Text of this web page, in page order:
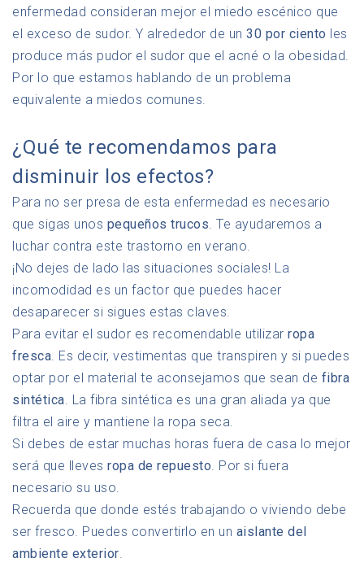
enfermedad consideran mejor el miedo escénico que
el exceso de sudor. Y alrededor de un 30 por ciento les
produce más pudor el sudor que el acné o la obesidad.
Por lo que estamos hablando de un problema
equivalente a miedos comunes.
¿Qué te recomendamos para
disminuir los efectos?
Para no ser presa de esta enfermedad es necesario
que sigas unos pequeños trucos. Te ayudaremos a
luchar contra este trastorno en verano.
¡No dejes de lado las situaciones sociales! La
incomodidad es un factor que puedes hacer
desaparecer si sigues estas claves.
Para evitar el sudor es recomendable utilizar ropa
fresca. Es decir, vestimentas que transpiren y si puedes
optar por el material te aconsejamos que sean de fibra
sintética. La fibra sintética es una gran aliada ya que
filtra el aire y mantiene la ropa seca.
Si debes de estar muchas horas fuera de casa lo mejor
será que lleves ropa de repuesto. Por si fuera
necesario su uso.
Recuerda que donde estés trabajando o viviendo debe
ser fresco. Puedes convertirlo en un aislante del
ambiente exterior.